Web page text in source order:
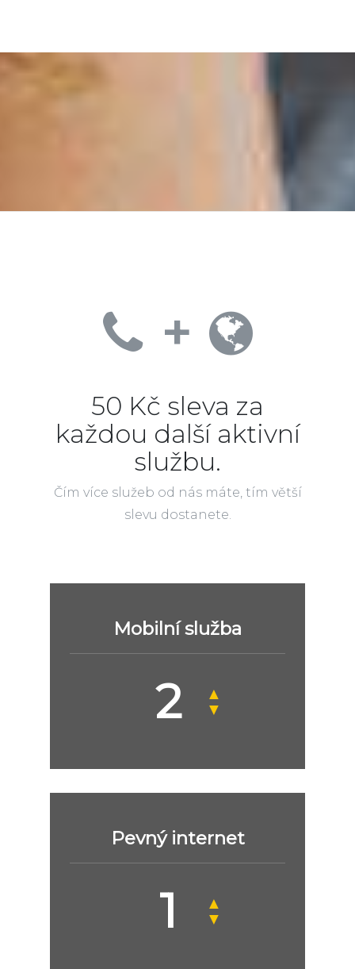
+
50 Kč sleva za
každou další aktivní
službu.
Čím více služeb od nás máte, tím větší
slevu dostanete.
Mobilní služba
▲
▼
Pevný internet
▲
▼